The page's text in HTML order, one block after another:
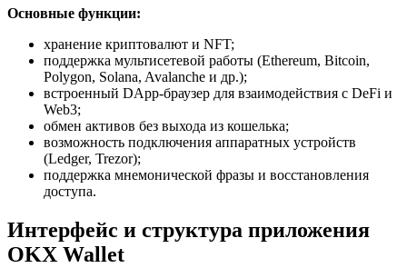
Основные функции:
хранение криптовалют и NFT;
поддержка мультисетевой работы (Ethereum, Bitcoin,
Polygon, Solana, Avalanche и др.);
встроенный DApp-браузер для взаимодействия с DeFi и
Web3;
обмен активов без выхода из кошелька;
возможность подключения аппаратных устройств
(Ledger, Trezor);
поддержка мнемонической фразы и восстановления
доступа.
Интерфейс и структура приложения
OKX Wallet